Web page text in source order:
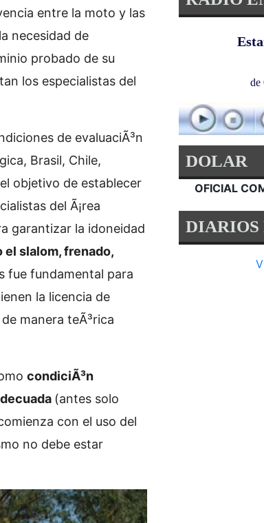
entre la moto y las
necesidad de
probado de su
los especialistas del
de evaluaciÃ³n
Brasil, Chile,
objetivo de establecer
del Ã¡rea
garantizar la idoneidad
slalom, frenado,
fue fundamental para
la licencia de
manera teÃ³rica
condiciÃ³n
(antes solo
con el uso del
no debe estar
de
DOLAR
OFICIAL
DIARIOS